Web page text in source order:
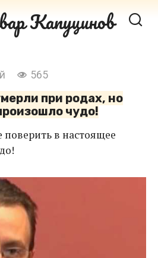
Капуцинов
565
при родах, но
чудо!
поверить в настоящее